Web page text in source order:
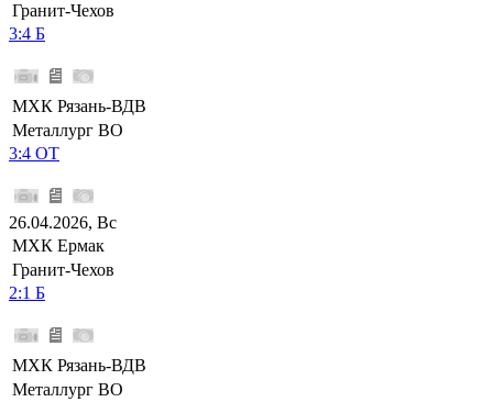
Гранит-Чехов
3:4 Б
МХК Рязань-ВДВ
Металлург ВО
3:4 ОТ
26.04.2026, Вс
МХК Ермак
Гранит-Чехов
2:1 Б
МХК Рязань-ВДВ
Металлург ВО